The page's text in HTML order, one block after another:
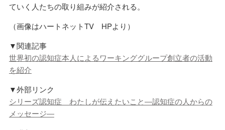
ていく人たちの取り組みが紹介される。
（画像はハートネットTV HPより）
▼関連記事
世界初の認知症本人によるワーキンググループ創立者の活動
を紹介
▼外部リンク
シリーズ認知症 わたしが伝えたいこと―認知症の人からの
メッセージ―